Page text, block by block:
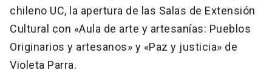
chileno UC, la apertura de las Salas de Extensión
Cultural con «Aula de arte y artesanías: Pueblos
Originarios y artesanos» y «Paz y justicia» de
Violeta Parra.